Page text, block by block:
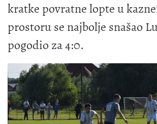
kratke povratne lopte u
prostoru se najbolje snašao
pogodio za 4:0.